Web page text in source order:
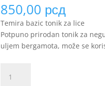
850,00 рсд
Temira bazic tonik za lice
Potpuno prirodan tonik za
uljem bergamota, može se
BAZIC